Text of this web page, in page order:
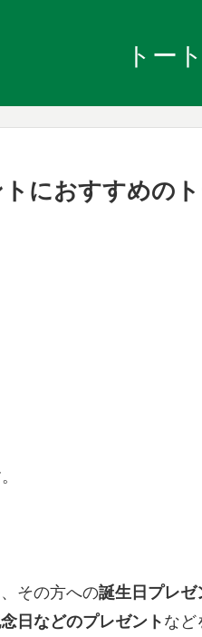
トー
におすすめの
その方への誕生日プレゼ
日などのプレゼント など